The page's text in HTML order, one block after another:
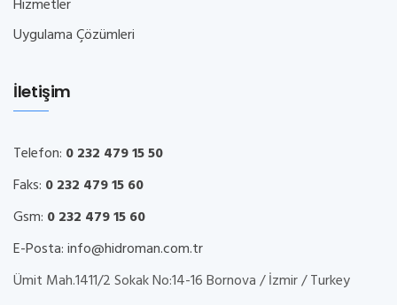
Hizmetler
Uygulama Çözümleri
İletişim
Telefon: 0 232 479 15 50
Faks: 0 232 479 15 60
Gsm: 0 232 479 15 60
E-Posta:info@hidroman.com.tr
Ümit Mah.1411/2 Sokak No:14-16 Bornova / İzmir / Turkey